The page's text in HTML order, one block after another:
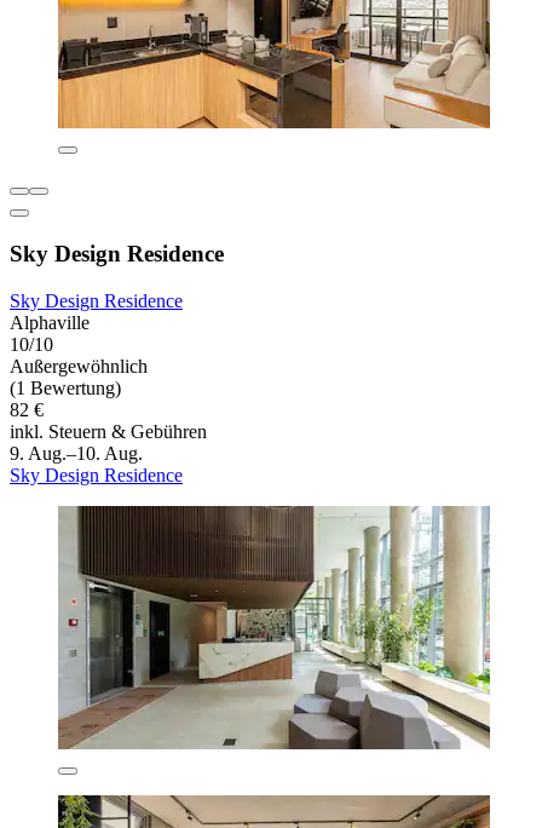
Sky Design Residence
Sky Design Residence
Alphaville
10/10
Außergewöhnlich
(1 Bewertung)
82 €
inkl. Steuern & Gebühren
9. Aug.–10. Aug.
Sky Design Residence